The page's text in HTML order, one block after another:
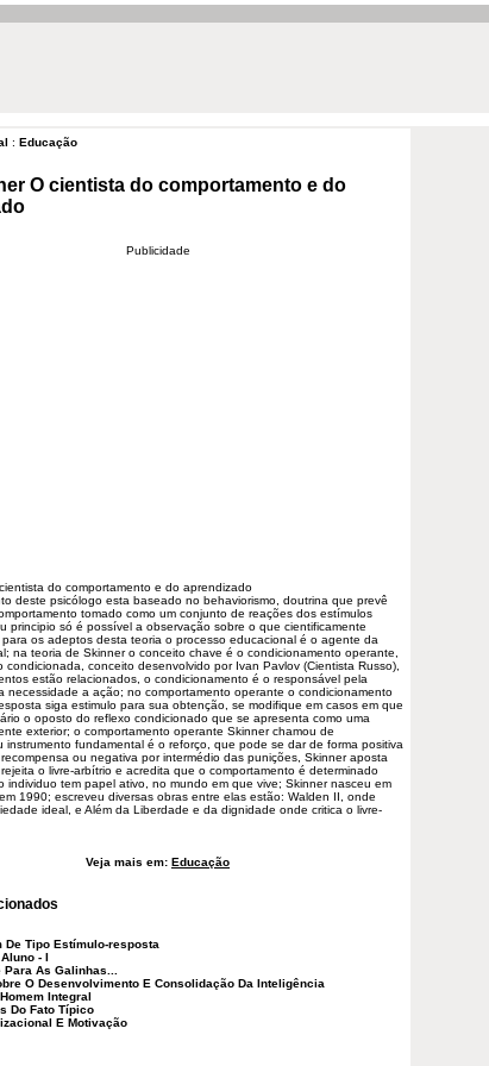
: Educação
O cientista do comportamento e do
Publicidade
do comportamento e do aprendizado
deste psicólogo esta baseado no behaviorismo , doutrina que prevê
tomado como um conjunto de reações dos estímulos
principio só é possível a observação sobre o que cientificamente
para os adeptos desta teoria o processo educacional é o agente da
na teoria de Skinner o conceito chave é o condicionamento operante
condicionada, conceito desenvolvido por Ivan Pavlov (Cientista Russo),
estão relacionados, o condicionamento é o responsável pela
necessidade a ação; no comportamento operante o condicionamento
siga estimulo para sua obtenção, se modifique em casos em que
o oposto do reflexo condicionado que se apresenta como uma
exterior; o comportamento operante Skinner chamou de
instrumento fundamental é o reforço, que pode se dar de forma positiva
ou negativa por intermédio das punições, Skinner aposta
o livre-arbítrio e acredita que o comportamento é determinado
individuo tem papel ativo, no mundo em que vive; Skinner nasceu em
1990; escreveu diversas obras entre elas estão: Walden II, onde
ideal, e Além da Liberdade e da dignidade onde critica o livre-
Veja mais em: Educação
De Tipo Estímulo-resposta
- I
Para As Galinhas...
O Desenvolvimento E Consolidação Da Inteligência
Integral
Do Fato Típico
E Motivação